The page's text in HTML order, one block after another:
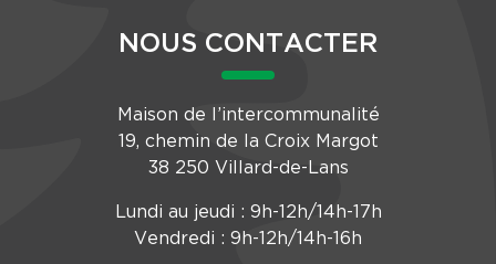
NOUS CONTACTER
Maison de l’intercommunalité
19, chemin de la Croix Margot
38 250 Villard-de-Lans
Lundi au jeudi : 9h-12h/14h-17h
Vendredi : 9h-12h/14h-16h